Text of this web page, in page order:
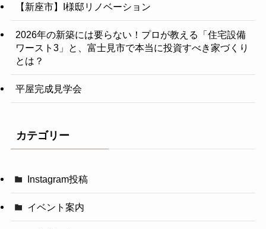
【新座市】I様邸リノベーション
2026年の新築には要らない！プロが教える「住宅設備
ワースト3」と、富士見市で本当に投資すべき家づくり
とは？
平屋完成見学会
カテゴリー
Instagram投稿
イベント案内